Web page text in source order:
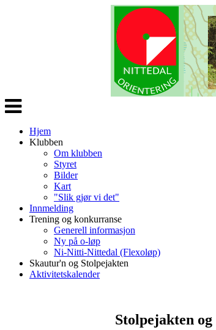
Veksle
navigasjon
Hjem
Klubben
Om klubben
Styret
Bilder
Kart
"Slik gjør vi det"
Innmelding
Trening og konkurranse
Generell informasjon
Ny på o-løp
Ni-Nitti-Nittedal (Flexoløp)
Skautur'n og Stolpejakten
Aktivitetskalender
Stolpejakten